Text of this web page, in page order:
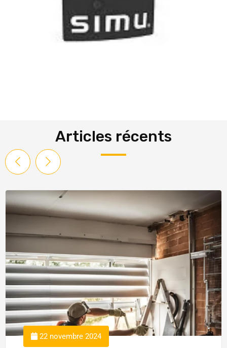
Articles récents
22 novembre 2024